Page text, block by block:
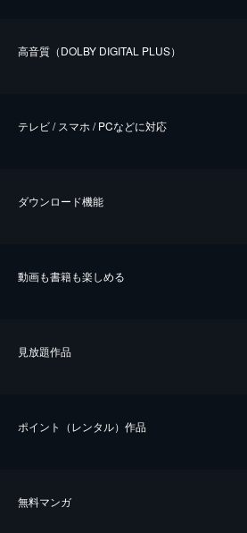
⾼⾳質（DOLBY DIGITAL PLUS）
テレビ / スマホ / PCなどに対応
ダウンロード機能
動画も書籍も楽しめる
⾒放題作品
ポイント（レンタル）作品
無料マンガ